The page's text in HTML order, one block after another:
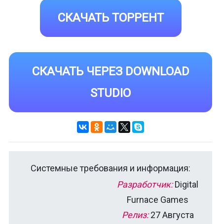
СКАЧАТЬ ТОРРЕНТ
СКАЧАТЬ ЧЕРЕЗ DOWNLOAD
STUDIO
Системные требования и информация:
Разработчик:Digital
Furnace Games
Релиз:27 Августа